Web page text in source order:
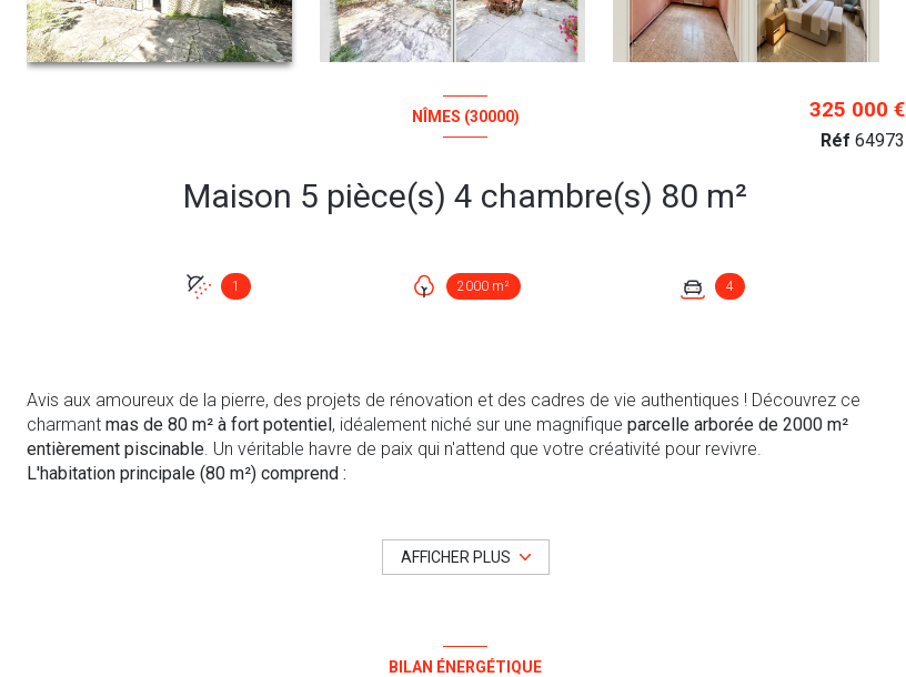
NÎMES (30000)
Maison 5 pièce(s) 4 chambre(s) 80 m²
1 2000 m² 4
325 000 €
Réf 64973
Avis aux amoureux de la pierre, des projets de rénovation et des cadres de vie authentiques ! Découvrez ce
charmant mas de 80 m² à fort potentiel , idéalement niché sur une magnifique parcelle arborée de 2000 m²
entièrement piscinable. Un véritable havre de paix qui n'attend que votre créativité pour revivre.
L'habitation principale (80 m²) comprend :
2000 m², sans vis-à-vis, parfaite pour aménager une piscine et de beaux espaces extérieurs (terrasse, cuisine
AFFICHER PLUS
BILAN ÉNERGÉTIQUE